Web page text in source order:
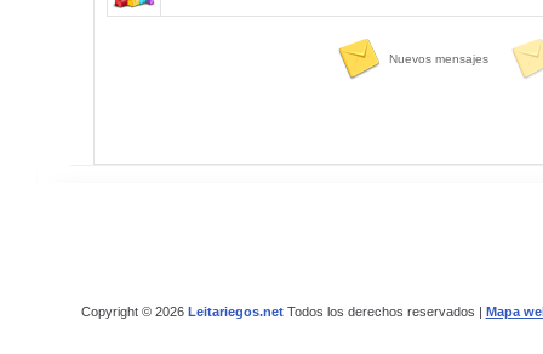
Nuevos mensajes
Copyright © 2026 Leitariegos.netTodos los derechos reservados | Mapa